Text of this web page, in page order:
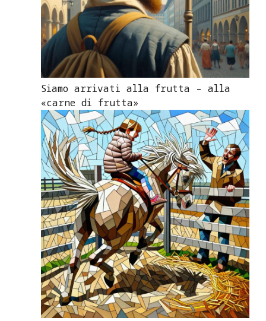
Siamo arrivati alla frutta – alla
«carne di frutta»